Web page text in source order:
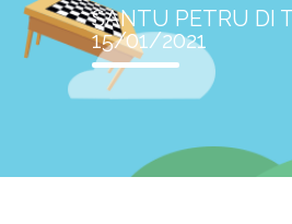
SANTU PETRU DI
15/01/2021